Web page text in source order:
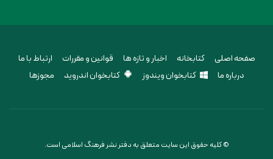
صفحه اصلی کتابخانه اخبار و تازه ها قوانین و مقررات
ارتباط با ما
درباره ما
کتابخوان ویندوز کتابخوان اندروید مجوزها
© کلیه حقوق این سایت متعلق به دفتر نشر فرهنگ اسلامی است.